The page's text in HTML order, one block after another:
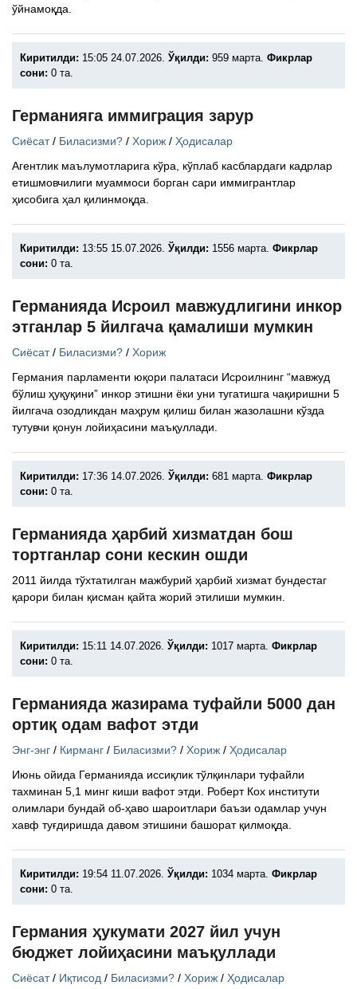
ўйнамоқда.
Киритилди: 15:05 24.07.2026. Ўқилди: 959 марта. Фикрлар
сони: 0 та.
Германияга иммиграция зарур
Сиёсат/ Биласизми? / Хориж / Ҳодисалар
Агентлик маълумотларига кўра, кўплаб касблардаги кадрлар
етишмовчилиги муаммоси борган сари иммигрантлар
ҳисобига ҳал қилинмоқда.
Киритилди: 13:55 15.07.2026. Ўқилди: 1556 марта. Фикрлар
сони: 0 та.
Германияда Исроил мавжудлигини инкор
этганлар 5 йилгача қамалиши мумкин
Сиёсат/ Биласизми? / Хориж
Германия парламенти юқори палатаси Исроилнинг “мавжуд
бўлиш ҳуқуқини” инкор этишни ёки уни тугатишга чақиришни 5
йилгача озодликдан маҳрум қилиш билан жазолашни кўзда
тутувчи қонун лойиҳасини маъқуллади.
Киритилди: 17:36 14.07.2026. Ўқилди: 681 марта. Фикрлар
сони: 0 та.
Германияда ҳарбий хизматдан бош
тортганлар сони кескин ошди
​2011 йилда тўхтатилган мажбурий ҳарбий хизмат бундестаг
қарори билан қисман қайта жорий этилиши мумкин.
Киритилди: 15:11 14.07.2026. Ўқилди: 1017 марта. Фикрлар
сони: 0 та.
Германияда жазирама туфайли 5000 дан
ортиқ одам вафот этди
Энг-энг / Кирманг / Биласизми? / Хориж / Ҳодисалар
Июнь ойида Германияда иссиқлик тўлқинлари туфайли
тахминан 5,1 минг киши вафот этди. Роберт Кох институти
олимлари бундай об-ҳаво шароитлари баъзи одамлар учун
хавф туғдиришда давом этишини башорат қилмоқда.
Киритилди: 19:54 11.07.2026. Ўқилди: 1034 марта. Фикрлар
сони: 0 та.
Германия ҳукумати 2027 йил учун
бюджет лойиҳасини маъқуллади
Сиёсат/ Иқтисод / Биласизми? / Хориж / Ҳодисалар